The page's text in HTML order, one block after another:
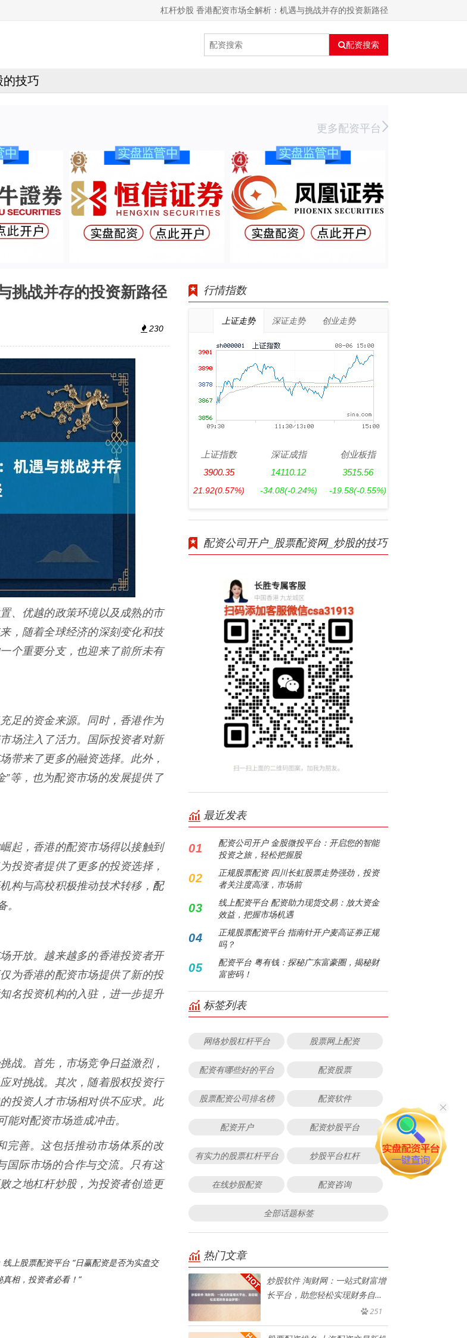
杠杆炒股 香港配资市场全解析：机遇与挑战并存的投资新路径
配资搜索
的技巧
更多配资平台
挑战并存的投资新路径
230
、优越的政策环境以及成熟的市
，随着全球经济的深刻变化和技
个重要分支，也迎来了前所未有
足的资金来源。同时，香港作为
场注入了活力。国际投资者对新
带来了更多的融资选择。此外，
”等，也为配资市场的发展提供了
起，香港的配资市场得以接触到
投资者提供了更多的投资选择，
构与高校积极推动技术转移， 配
。
开放。越来越多的香港投资者开
为香港的配资市场提供了新的投
名投资机构的入驻，进一步提升
战。首先，市场竞争日益激烈，
对挑战。其次，随着股权投资行
投资人才市场相对供不应求。此
对配资市场造成冲击。
完善。这包括推动市场体系的改
国际市场的合作与交流。只有这
之地杠杆炒股，为投资者创造更
线上股票配资平台 “日赢配资是否为实盘交
真相，投资者必看！”
行情指数
上证走势 深证走势 创业走势
上证指数
3900.35
21.92(0.57%)
深证成指
14110.12
-34.08(-0.24%)
创业板指
3515.56
-19.58(-0.55%)
配资公司开户_股票配资网_炒股的技巧
最近发表
01
配资公司开户 金股微投平台：开启您的智能
投资之旅，轻松把握股
02
正规股票配资 四川长虹股票走势强劲，投资
者关注度高涨，市场前
03
线上配资平台 配资助力现货交易：放大资金
效益，把握市场机遇
04
正规股票配资平台 指南针开户麦高证券正规
吗？
05
配资平台 粤有钱：探秘广东富豪圈，揭秘财
富密码！
标签列表
网络炒股杠杆平台 股票网上配资
配资有哪些好的平台 配资股票
股票配资公司排名榜 配资软件
配资开户 配资炒股平台
有实力的股票杠杆平台 炒股平台杠杆
在线炒股配资 配资咨询
全部话题标签
热门文章
炒股软件 淘财网：一站式财富增
长平台，助您轻松实现财务自由
251